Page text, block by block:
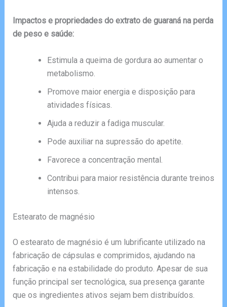
Impactos e propriedades do extrato de guaraná na perda
de peso e saúde:
Estimula a queima de gordura ao aumentar o
metabolismo.
Promove maior energia e disposição para
atividades físicas.
Ajuda a reduzir a fadiga muscular.
Pode auxiliar na supressão do apetite.
Favorece a concentração mental.
Contribui para maior resistência durante treinos
intensos.
Estearato de magnésio
O estearato de magnésio é um lubrificante utilizado na
fabricação de cápsulas e comprimidos, ajudando na
fabricação e na estabilidade do produto. Apesar de sua
função principal ser tecnológica, sua presença garante
que os ingredientes ativos sejam bem distribuídos.